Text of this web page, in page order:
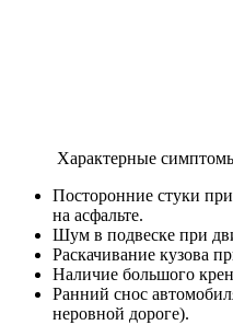
Характерные симптомы
Посторонние стуки
на асфальте.
Шум в подвеске при
Раскачивание кузова
Наличие большого
Ранний снос
неровной дороге).